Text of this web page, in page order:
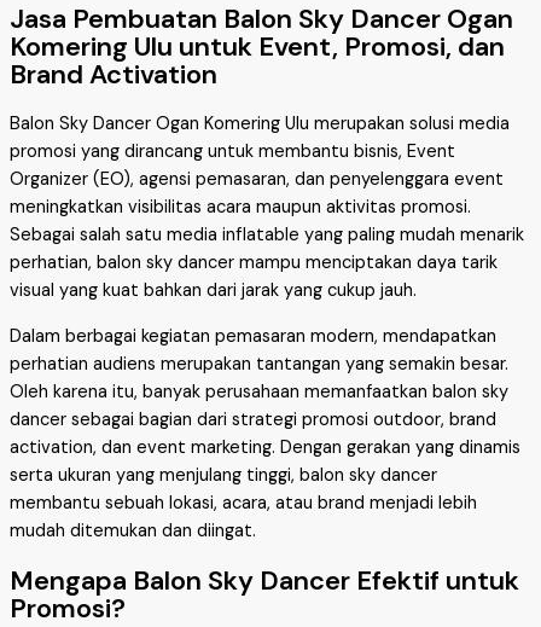
Jasa Pembuatan Balon Sky Dancer Ogan
Komering Ulu untuk Event, Promosi, dan
Brand Activation
Balon Sky Dancer Ogan Komering Ulu merupakan solusi media
promosi yang dirancang untuk membantu bisnis, Event
Organizer (EO), agensi pemasaran, dan penyelenggara event
meningkatkan visibilitas acara maupun aktivitas promosi.
Sebagai salah satu media inflatable yang paling mudah menarik
perhatian, balon sky dancer mampu menciptakan daya tarik
visual yang kuat bahkan dari jarak yang cukup jauh.
Dalam berbagai kegiatan pemasaran modern, mendapatkan
perhatian audiens merupakan tantangan yang semakin besar.
Oleh karena itu, banyak perusahaan memanfaatkan balon sky
dancer sebagai bagian dari strategi promosi outdoor, brand
activation, dan event marketing. Dengan gerakan yang dinamis
serta ukuran yang menjulang tinggi, balon sky dancer
membantu sebuah lokasi, acara, atau brand menjadi lebih
mudah ditemukan dan diingat.
Mengapa Balon Sky Dancer Efektif untuk
Promosi?